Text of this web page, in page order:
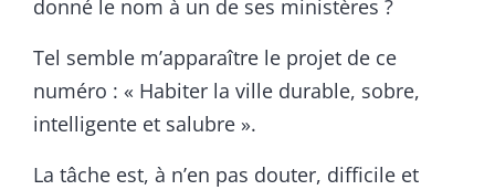
donné le nom à un de ses ministères ?
Tel semble m’apparaître le projet de ce
numéro : « Habiter la ville durable, sobre,
intelligente et salubre ».
La tâche est, à n’en pas douter, difficile et